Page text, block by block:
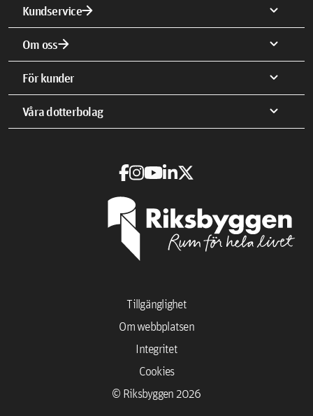
Kundservicearrow_forward expand_more
Om ossarrow_forward expand_more
För kunder expand_more
Våra dotterbolag expand_more
© Riksbyggen 2026
Cookies
Integritet
Om webbplatsen
Tillgänglighet